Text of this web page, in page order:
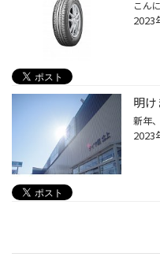
2023
明
2023